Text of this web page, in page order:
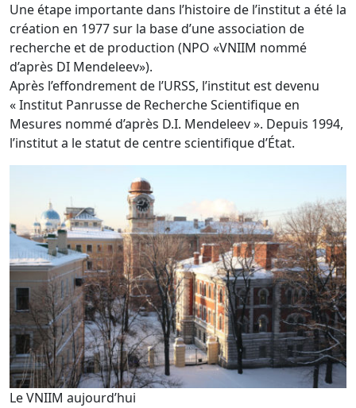
Une étape importante dans l’histoire de l’institut a été la
création en 1977 sur la base d’une association de
recherche et de production (NPO «VNIIM nommé
d’après DI Mendeleev»).
Après l’effondrement de l’URSS, l’institut est devenu
« Institut Panrusse de Recherche Scientifique en
Mesures nommé d’après D.I. Mendeleev ». Depuis 1994,
l’institut a le statut de centre scientifique d’État.
Le VNIIM aujourd’hui